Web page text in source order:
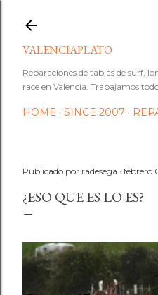
VALENCIAPLATO
Reparaciones de tablas de surf,
race en Valencia. Trabajamos
HOME SINCE 2007
Publicado por radesega febrero
¿ESO QUE ES LO ES?